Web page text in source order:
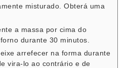
misturado. Obterá uma
a massa por cima do
durante 30 minutos.
arrefecer na forma durante
vira-lo ao contrário e de